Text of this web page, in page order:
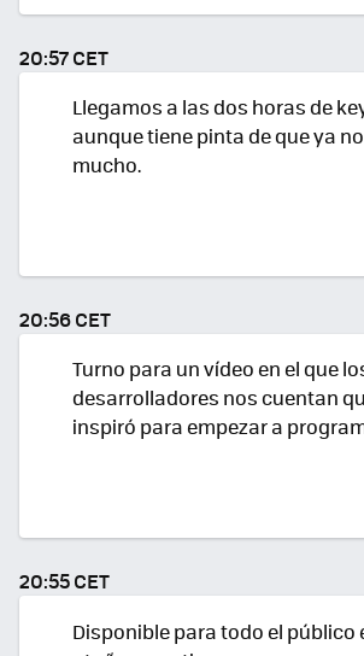
20:57 CET
Llegamos a las dos horas de
aunque tiene pinta de que ya
mucho.
20:56 CET
Turno para un vídeo en el que
desarrolladores nos cuentan
inspiró para empezar a
20:55 CET
Disponible para todo el público